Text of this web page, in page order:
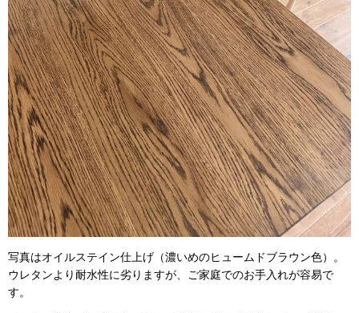
写真はオイルステイン仕上げ（濃いめのヒュームドブラウン色）。
ウレタンより耐水性に劣りますが、ご家庭でのお手入れが容易で
す。